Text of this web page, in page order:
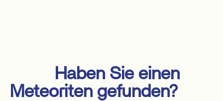
               Wo wir sind
Meteoriten gefunden?